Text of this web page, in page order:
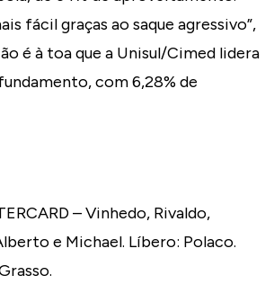
fácil graças ao saque agressivo”,
é à toa que a Unisul/Cimed lidera
com 6,28% de
– Vinhedo, Rivaldo,
e Michael. Líbero: Polaco.